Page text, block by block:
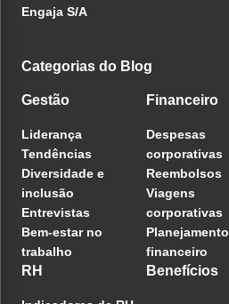
Engaja S/A
Categorias do Blog
Gestão
Liderança
Tendências
Diversidade e
inclusão
Entrevistas
Bem-estar no
trabalho
Financeiro
Despesas
corporativas
Reembolsos
Viagens
corporativas
Planejamento
financeiro
RH Benefícios